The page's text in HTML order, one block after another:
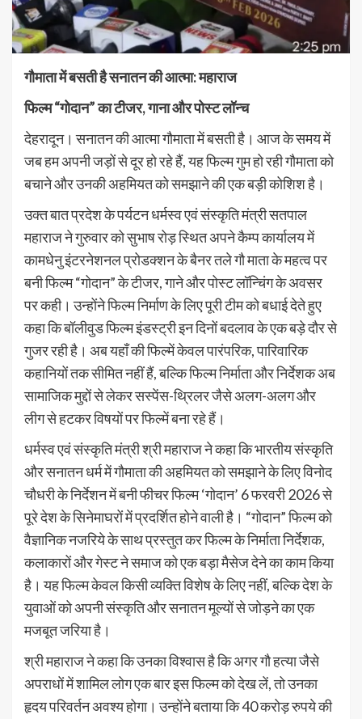
गौमाता में बसती है सनातन की आत्मा: महाराज
फिल्म “गोदान” का टीजर, गाना और पोस्ट लॉन्च
देहरादून। सनातन की आत्मा गौमाता में बसती है। आज के समय में
जब हम अपनी जड़ों से दूर हो रहे हैं, यह फिल्म गुम हो रही गौमाता को
बचाने और उनकी अहमियत को समझाने की एक बड़ी कोशिश है।
उक्त बात प्रदेश के पर्यटन धर्मस्व एवं संस्कृति मंत्री सतपाल
महाराज ने गुरुवार को सुभाष रोड़ स्थित अपने कैम्प कार्यालय में
कामधेनु इंटरनेशनल प्रोडक्शन के बैनर तले गौ माता के महत्व पर
बनी फिल्म “गोदान” के टीजर, गाने और पोस्ट लॉन्चिंग के अवसर
पर कही। उन्होंने फिल्म निर्माण के लिए पूरी टीम को बधाई देते हुए
कहा कि बॉलीवुड फिल्म इंडस्ट्री इन दिनों बदलाव के एक बड़े दौर से
गुजर रही है। अब यहाँ की फिल्में केवल पारंपरिक, पारिवारिक
कहानियों तक सीमित नहीं हैं, बल्कि फिल्म निर्माता और निर्देशक अब
सामाजिक मुद्दों से लेकर सस्पेंस-थ्रिलर जैसे अलग-अलग और
लीग से हटकर विषयों पर फिल्में बना रहे हैं।
धर्मस्व एवं संस्कृति मंत्री श्री महाराज ने कहा कि भारतीय संस्कृति
और सनातन धर्म में गौमाता की अहमियत को समझाने के लिए विनोद
चौधरी के निर्देशन में बनी फीचर फिल्म ‘गोदान’ 6 फरवरी 2026 से
पूरे देश के सिनेमाघरों में प्रदर्शित होने वाली है। “गोदान” फिल्म को
वैज्ञानिक नजरिये के साथ प्रस्तुत कर फिल्म के निर्माता निर्देशक,
कलाकारों और गेस्ट ने समाज को एक बड़ा मैसेज देने का काम किया
है। यह फिल्म केवल किसी व्यक्ति विशेष के लिए नहीं, बल्कि देश के
युवाओं को अपनी संस्कृति और सनातन मूल्यों से जोड़ने का एक
मजबूत जरिया है।
श्री महाराज ने कहा कि उनका विश्वास है कि अगर गौ हत्या जैसे
अपराधों में शामिल लोग एक बार इस फिल्म को देख लें, तो उनका
हृदय परिवर्तन अवश्य होगा। उन्होंने बताया कि 40 करोड़ रुपये की